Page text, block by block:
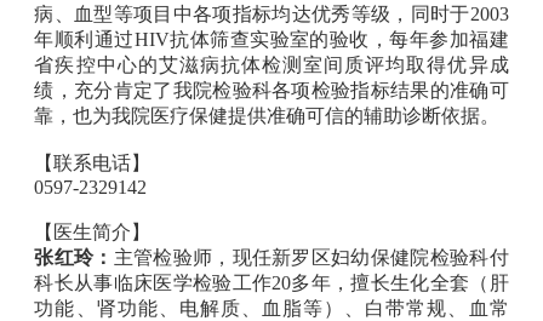
病、血型等项目 中各项指标均达优秀等级，同时于2003
年顺利通过HIV抗体筛查实验室的验收，每年参加福建
省疾控中心的艾滋病抗体检测室间质评均取得优异成
绩，充分肯定了我院检验科各项检验指标结果的准确可
靠，也为我院医疗保健提供准确可信的辅助诊断依据。
【联系电话】
0597-2329142
【医生简介】
张红玲： 主管检验师，现任新罗区妇幼保健院检验科付
科长从事临床医学检验工作20多年，擅长生化全套（肝
功能、肾功能、电解质、血脂等）、白带常规、血常